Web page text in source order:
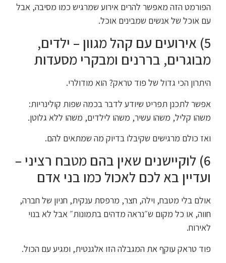
הפורמט הזה מאפשר להרים אירוע שמרגיש כמו מסיבה, אבל
עם אוכל של אנשים שמבינים אוכל.
5) אירועים עם קהל מגוון – ילדים,
מבוגרים, בררנים ומבקרי מסעדות
היתרון הכי גדול של פוד טראק? הוא מודולרי.
אפשר לתכנן תפריט שיודע לדבר בכמה שפות קולינריות:
משהו קליל, משהו עשיר, משהו לילדים, משהו ללא גלוטן.
ואז כולם מרגישים שקיבלו בדיוק מה שמתאים להם.
6) לוקיישנים שאין בהם מטבח רציני –
ועדיין בא לכם לאכול כמו בני אדם
אולם בלי מטבח, וילה, חצר, מרפסת ענקית, חניון של חברה,
חווה, או כל מקום ש״נראה מדהים בתמונות״ אבל לא בנוי
לאירוח.
פוד טראק עוקף את המגבלה הזו אלגנטית, ומגיע עם הכול.